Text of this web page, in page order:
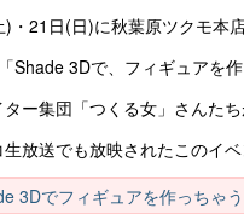
・21日(日)に秋葉原ツクモ本
Shade 3Dで、フィギュアを
ー集団「つくる女」さんた
放送でも放映されたこのイ
3Dでフィギュアを作っちゃ